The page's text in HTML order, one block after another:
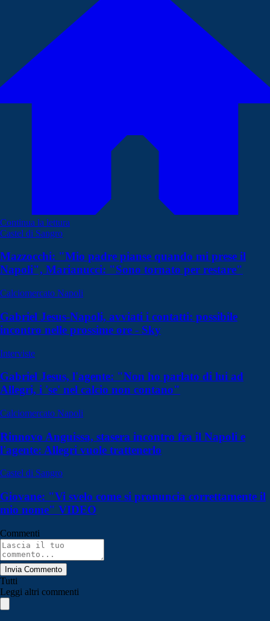
Continua la lettura
Castel di Sangro
Mazzocchi: "Mio padre pianse quando mi prese il
Napoli", Marianucci: "Sono tornato per restare"
Calciomercato Napoli
Gabriel Jesus-Napoli, avviati i contatti: possibile
incontro nelle prossime ore - Sky
Interviste
Gabriel Jesus, l'agente: "Non ho parlato di lui ad
Allegri, i 'se' nel calcio non contano"
Calciomercato Napoli
Rinnovo Anguissa, stasera incontro fra il Napoli e
l'agente: Allegri vuole trattenerlo
Castel di Sangro
Giovane: "Vi svelo come si pronuncia correttamente il
mio nome" VIDEO
Commenti
Invia Commento
Tutti
Leggi altri commenti